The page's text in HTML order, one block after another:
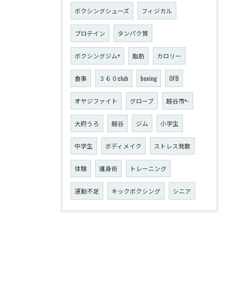
ボクシングシューズ フィジカル
プロテイン タンパク質
ボクシングジム+ 脂肪 カロリー
食事 ３６０club boxing OFB
オヤジファイト グローブ 越谷市+-
大府うろ 越谷 ジム 小学生
中学生 ボディメイク ストレス発散
体験 護身術 トレーニング
運動不足 キックボクシング シニア